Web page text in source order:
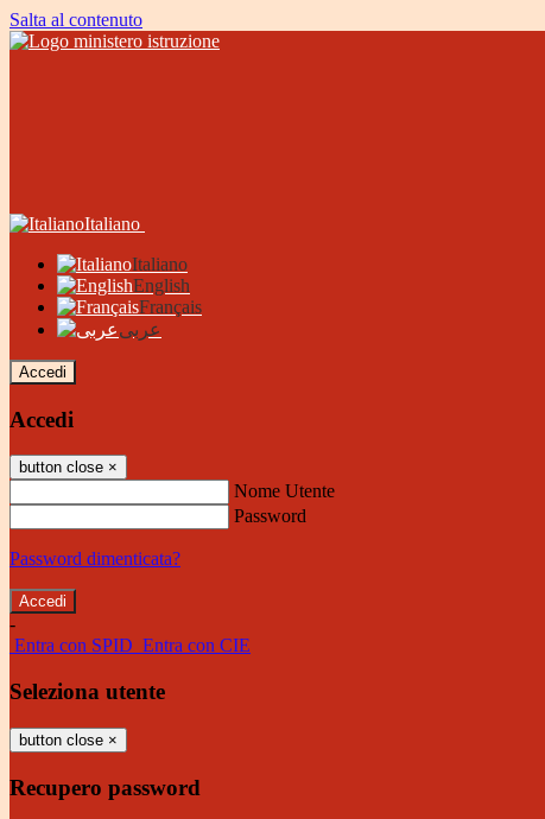
Salta al contenuto
Italiano
Italiano
English
Français
عربى
Accedi
Accedi
button close ×
Nome Utente
Password
Password dimenticata?
-
Entra con SPID Entra con CIE
Seleziona utente
button close ×
Recupero password